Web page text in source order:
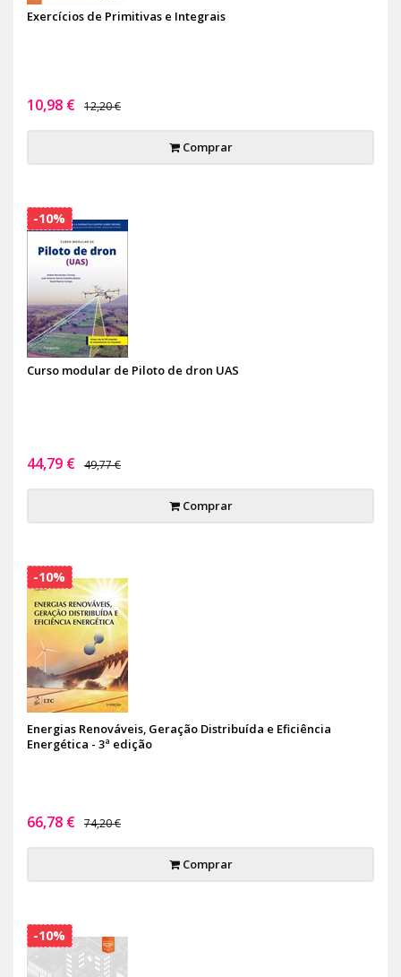
Exercícios de Primitivas e Integrais
10,98 € 12,20 €
Comprar
Curso modular de Piloto de dron UAS
44,79 € 49,77 €
Comprar
-10%
Energias Renováveis, Geração Distribuída e Eficiência
Energética - 3ª edição
66,78 € 74,20 €
Comprar
-10%
-10%